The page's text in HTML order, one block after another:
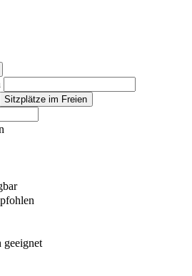
Sitzplätze im Freien
geeignet